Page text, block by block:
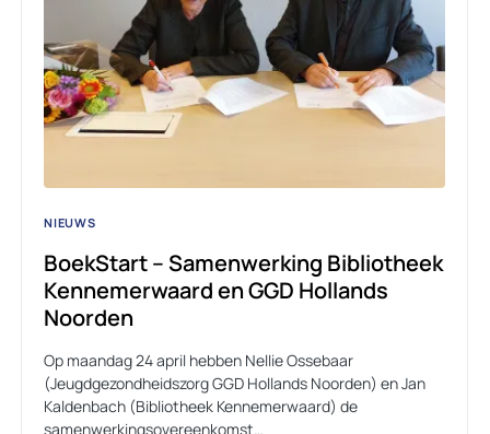
NIEUWS
BoekStart – Samenwerking Bibliotheek
Kennemerwaard en GGD Hollands
Noorden
Op maandag 24 april hebben Nellie Ossebaar
(Jeugdgezondheidszorg GGD Hollands Noorden) en Jan
Kaldenbach (Bibliotheek Kennemerwaard) de
samenwerkingsovereenkomst…